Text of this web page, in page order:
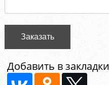
Заказать
Добавить в закладки